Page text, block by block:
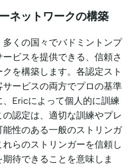
ネットワークの構築
くの国々でバドミントンプ
ビスを提供できる、信頼さ
を構築します。各認定スト
ービスの両方でプロの基準
Ericによって個人的に訓練
認定は、適切な訓練やプレ
性のある一般のストリンガ
らのストリンガーを信頼し
待できることを意味しま